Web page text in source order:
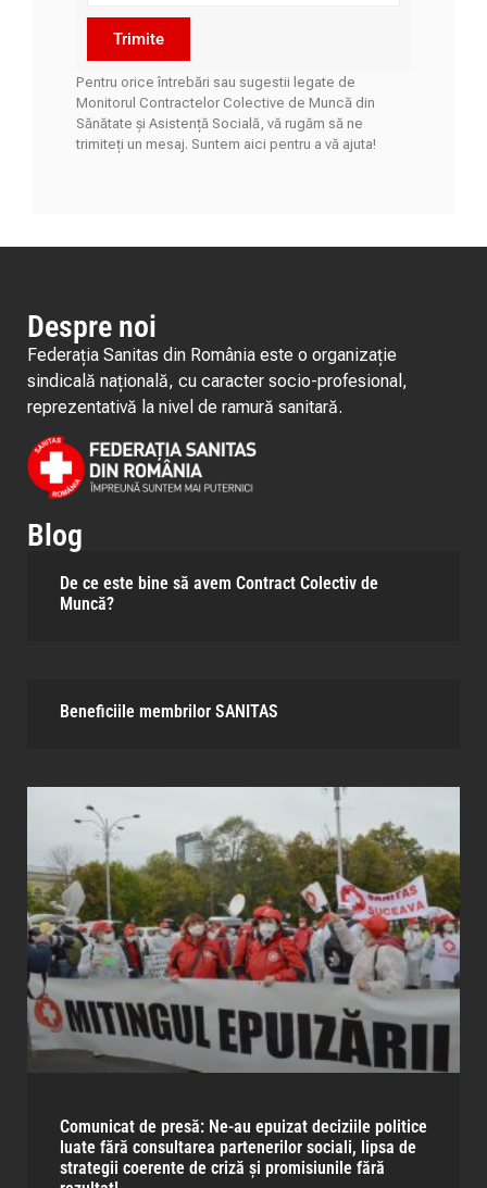
Trimite
Pentru orice întrebări sau sugestii legate de
Monitorul Contractelor Colective de Muncă din
Sănătate și Asistență Socială, vă rugăm să ne
trimiteți un mesaj. Suntem aici pentru a vă ajuta!
Despre noi
Federația Sanitas din România este o organizație
sindicală națională, cu caracter socio-profesional,
reprezentativă la nivel de ramură sanitară.
Blog
De ce este bine să avem Contract Colectiv de
Muncă?
Beneficiile membrilor SANITAS​
Comunicat de presă: Ne-au epuizat deciziile politice
luate fără consultarea partenerilor sociali, lipsa de
strategii coerente de criză și promisiunile fără